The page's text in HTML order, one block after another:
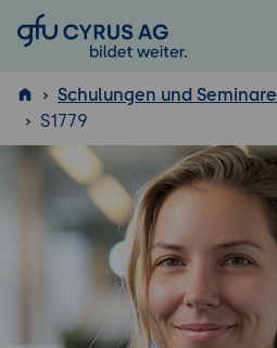
GFU Cyrus AG
ISTQB
Schulungen und Seminare
S1779